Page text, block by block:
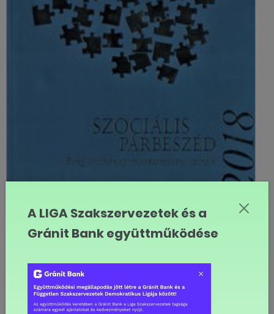
Szociális Párbeszéd 2018
A LIGA Szakszervezetek és a
Gránit Bank együttműködése